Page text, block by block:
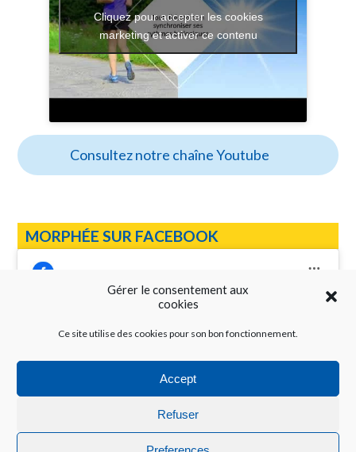
Gérer le consentement aux
cookies
Ce site utilise des cookies pour son bon fonctionnement.
Accept
Refuser
Cliquez pour accepter les cookies
marketing et activer ce contenu
Consultez notre chaîne Youtube
MORPHÉE SUR FACEBOOK
Réseau Morphée
marketing et activer ce contenu